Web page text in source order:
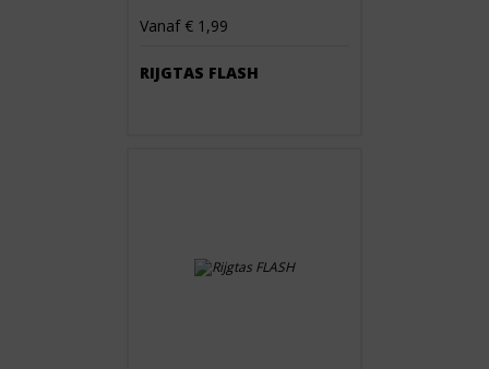
Vanaf € 1,99
RIJGTAS FLASH